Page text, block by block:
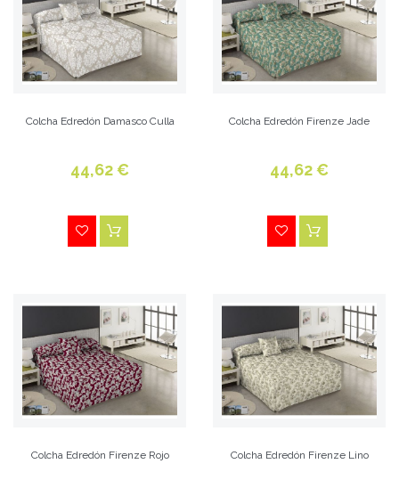
Colcha Edredón Damasco Culla
44,62 €
Colcha Edredón Firenze Jade
44,62 €
Colcha Edredón Firenze Rojo Colcha Edredón Firenze Lino